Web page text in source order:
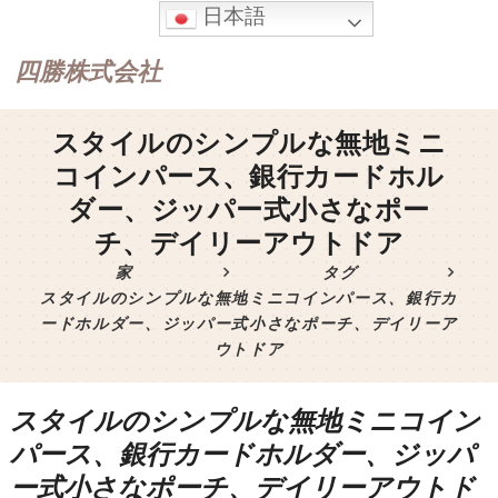
四勝株式会社
スタイルのシンプルな無地ミニ
コインパース、銀行カードホル
ダー、ジッパー式小さなポー
チ、デイリーアウトドア
家
タグ
スタイルのシンプルな無地ミニコインパース、銀行カ
ードホルダー、ジッパー式小さなポーチ、デイリーア
ウトドア
スタイルのシンプルな無地ミニコイン
パース、銀行カードホルダー、ジッパ
ー式小さなポーチ、デイリーアウトド
日本語